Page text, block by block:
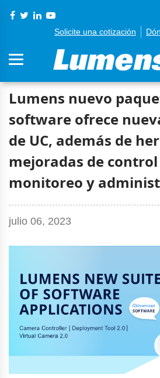
Solicite una cotización
Lumens nuevo
software ofrece
de UC, además de
mejoradas de
monitoreo y
julio 06, 2023